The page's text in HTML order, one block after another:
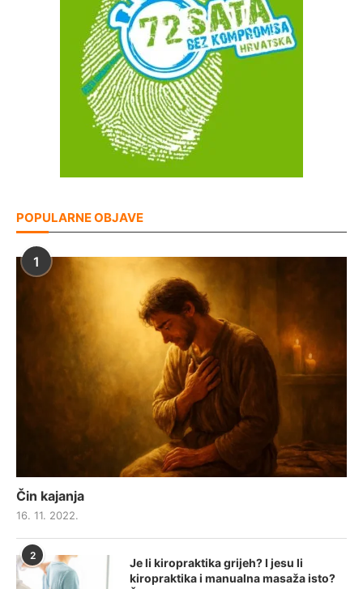
POPULARNE OBJAVE
1
Čin kajanja
16. 11. 2022.
2
Je li kiropraktika grijeh? I jesu li
kiropraktika i manualna masaža isto?